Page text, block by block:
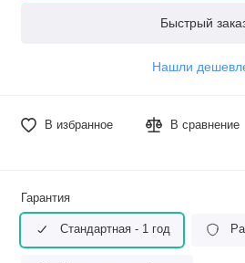
Быстрый
Нашли
В избранное В сравнение
Гарантия
Стандартная - 1 год